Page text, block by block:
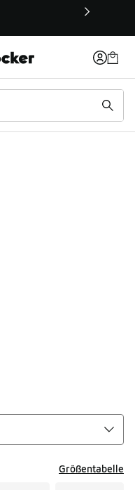
Fenster
Größentabelle